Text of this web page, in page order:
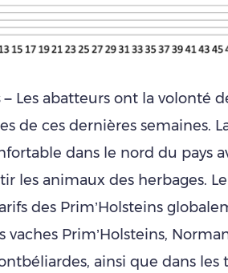
– Les abatteurs ont la volonté
de ces dernières semaines.
dans le nord du pays
les animaux des herbages.
des Prim’Holsteins
vaches Prim’Holsteins,
ainsi que dans les